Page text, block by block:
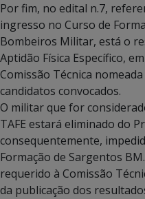
Por fim, no edital n.7,
ingresso no Curso de
Bombeiros Militar, está o
Aptidão Física Específico,
Comissão Técnica
candidatos convocados.
O militar que for
TAFE estará eliminado do
consequentemente,
Formação de Sargentos
requerido à Comissão
da publicação dos